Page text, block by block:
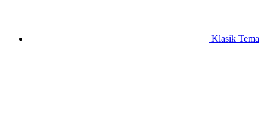
Klasik Tema